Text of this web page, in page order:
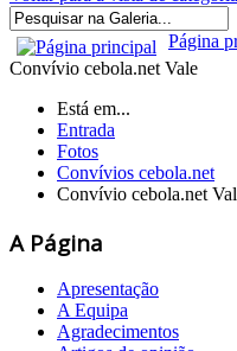
Página
Convívio cebola.net Vale
Está em...
Entrada
Fotos
Convívios cebola.net
Convívio cebola.net
A Página
Apresentação
A Equipa
Agradecimentos